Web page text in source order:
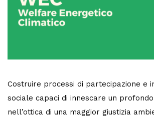
Costruire processi di partecipazione e
sociale capaci di innescare un
nell’ottica di una maggior giustizia